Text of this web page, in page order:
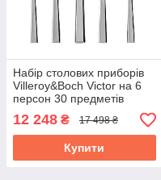
Набір столових приборів
Villeroy&Boch Victor на 6
персон 30 предметів
1263509057
12 248 ₴ 17 498 ₴
Купити